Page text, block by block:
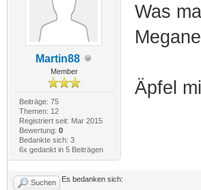
Martin88
Member
Beiträge: 75
Themen: 12
Registriert seit: Mar 2015
Bewertung: 0
Bedankte sich: 3
6x gedankt in 5 Beiträgen
Was
Äpfel
Suchen Es bedanken sich: